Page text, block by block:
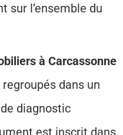
sur l’ensemble du
à Carcassonne
dans un
diagnostic
est inscrit dans